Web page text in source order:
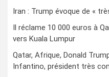
Iran : Trump évoque de «
Il réclame 10 000 euros à
vers Kuala Lumpur
Qatar, Afrique, Donald
Infantino, président très